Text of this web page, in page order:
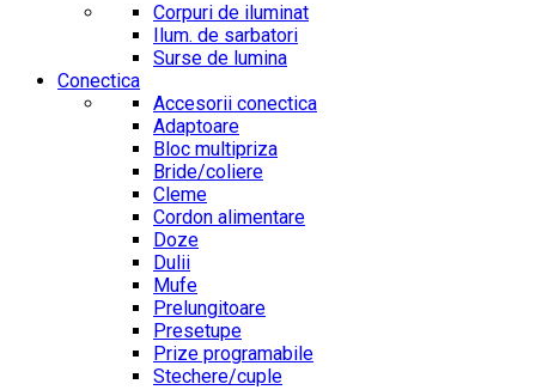
Corpuri de iluminat
Ilum. de sarbatori
Surse de lumina
Conectica
Accesorii conectica
Adaptoare
Bloc multipriza
Bride/coliere
Cleme
Cordon alimentare
Doze
Dulii
Mufe
Prelungitoare
Presetupe
Prize programabile
Stechere/cuple